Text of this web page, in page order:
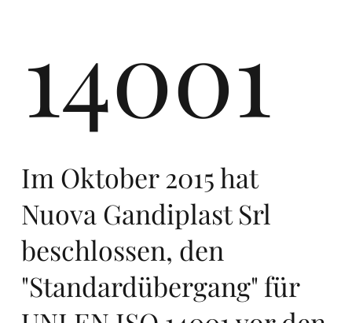
14001
Im Oktober 2015 hat
Nuova Gandiplast Srl
beschlossen, den
"Standardübergang" für
r
ers